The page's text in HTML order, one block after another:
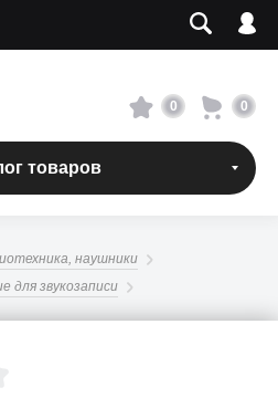
0 0
товаров
наушники
для звукозаписи